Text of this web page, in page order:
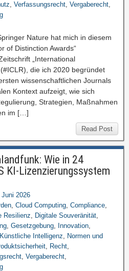
, Verfassungsrecht, Vergaberecht,
Nature hat mich in diesem
of Distinction Awards“
„International
die ich 2020 begründet
wissenschaftlichen Journals
Kontext aufzeigt, wie sich
Strategien, Maßnahmen
im […]
Read Post
Wie in 24
KI-Lizenzierungssystem
Juni 2026
, Cloud Computing, Compliance,
Resilienz, Digitale Souveränität,
, Gesetzgebung, Innovation,
Künstliche Intelligenz, Normen und
, Recht,
, Vergaberecht,